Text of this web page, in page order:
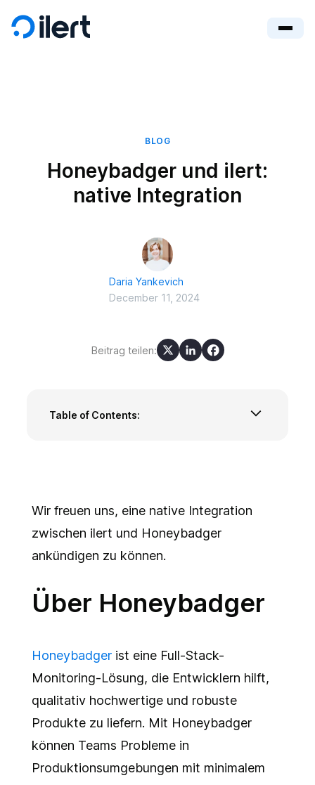
BLOG
Honeybadger und ilert:
native Integration
Daria Yankevich
December 11, 2024
Beitrag teilen:
Table of Contents:
Wir freuen uns, eine native Integration
zwischen ilert und Honeybadger
ankündigen zu können.
Über Honeybadger
Honeybadger ist eine Full-Stack-
Monitoring-Lösung, die Entwicklern hilft,
qualitativ hochwertige und robuste
Produkte zu liefern. Mit Honeybadger
können Teams Probleme in
Produktionsumgebungen mit minimalem